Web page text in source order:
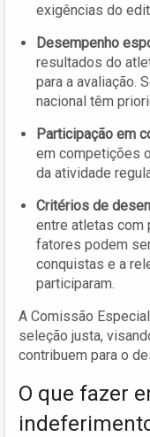
exigências do
Desempenho
resultados do
para a avaliação.
nacional têm
Participação em
em competições
da atividade
Critérios de
entre atletas com
fatores podem
conquistas e a
participaram.
A Comissão
seleção justa,
contribuem para o
O que fazer